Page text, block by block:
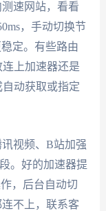
速网站，看看
，手动切换节
定。有些路由
上加速器还是
动获取或指定
视频、B站加强
。好的加速器提
，后台自动切
不上，联系客